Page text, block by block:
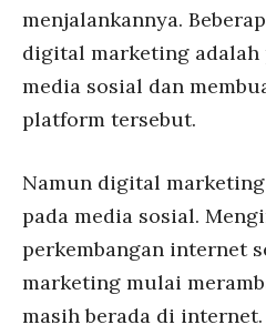
menjalankannya.
digital marketing
media sosial dan
platform tersebut.
Namun digital
pada media sosial.
perkembangan internet
marketing mulai
masih berada di